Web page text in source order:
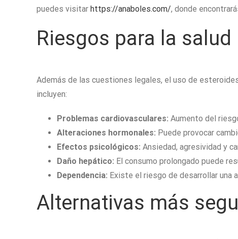
puedes visitar https://anaboles.com/, donde
Riesgos para la salud
Además de las cuestiones legales, el uso de
incluyen:
Problemas cardiovasculares: Aumento del
Alteraciones hormonales: Puede provocar
Efectos psicológicos: Ansiedad, agresividad y
Daño hepático: El consumo prolongado puede
Dependencia: Existe el riesgo de desarrollar una
Alternativas más